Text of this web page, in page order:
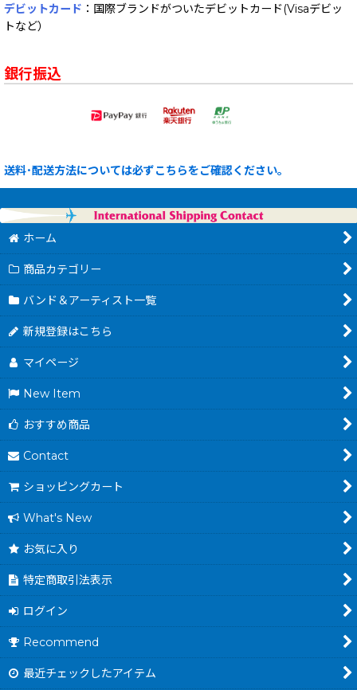
デビットカード ：国際ブランドがついたデビットカード(Visaデビッ
トなど）
銀行振込
送料･配送方法については必ずこちらをご確認ください。
ホーム
商品カテゴリー
バンド＆アーティスト一覧
新規登録はこちら
マイページ
New Item
おすすめ商品
Contact
ショッピングカート
What's New
お気に入り
特定商取引法表示
ログイン
Recommend
最近チェックしたアイテム